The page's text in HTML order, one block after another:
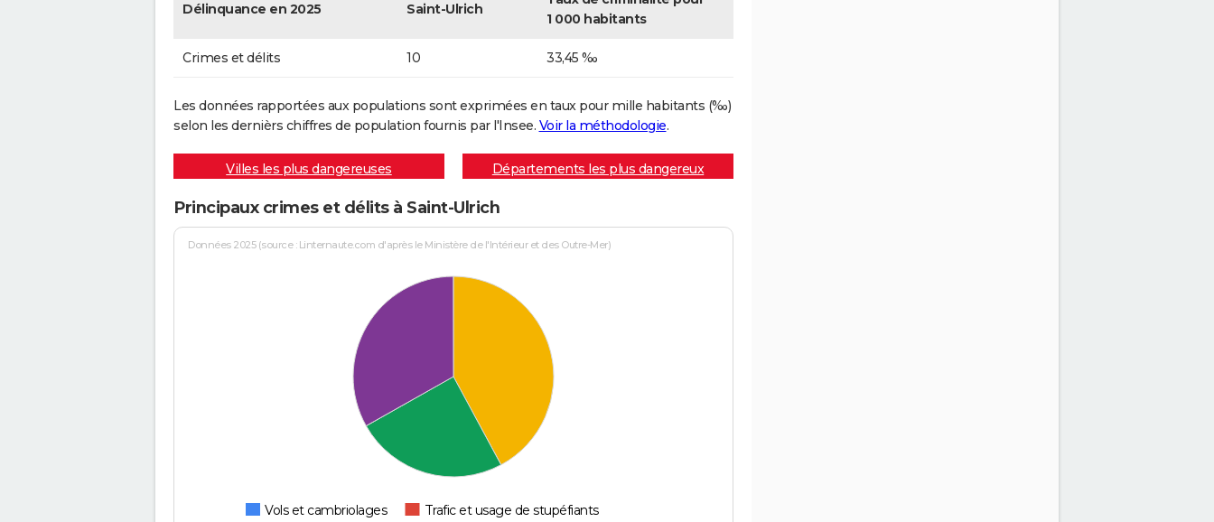
Délinquance en 2025 Saint-Ulrich
1 000 habitants
Crimes et délits 10 33,45 ‰
Les données rapportées aux populations sont exprimées en taux pour mille habitants (‰)
selon les dernièrs chiffres de population fournis par l'Insee. Voir la méthodologie.
Villes les plus dangereuses Départements les plus dangereux
Principaux crimes et délits à Saint-Ulrich
Données 2025 (source : Linternaute.com d'après le Ministère de l'Intérieur et des Outre-Mer)
Vols et cambriolages
Trafic et usage de stupéfiants